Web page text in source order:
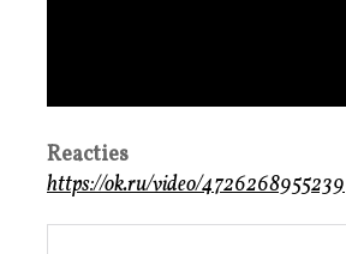
Reacties
https://ok.ru/video/4726268955239